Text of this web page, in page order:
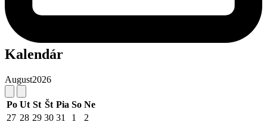
Kalendár
August2026
Po Ut St Št Pia So Ne
27 28 29 30 31 1
2